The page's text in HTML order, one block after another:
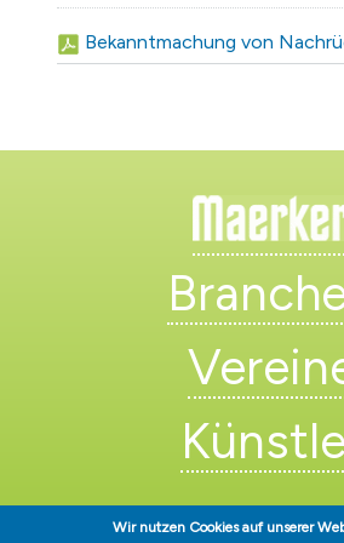
Bekanntmachung von
Wir nutzen Cookies auf unserer